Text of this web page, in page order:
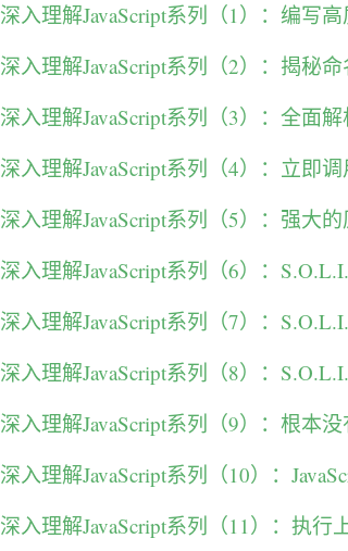
深入理解JavaScript系列（1）：编写
深入理解JavaScript系列（2）：揭秘
深入理解JavaScript系列（3）：全面
深入理解JavaScript系列（4）：立即
深入理解JavaScript系列（5）：强大
深入理解JavaScript系列（6）：
深入理解JavaScript系列（7）：
深入理解JavaScript系列（8）：
深入理解JavaScript系列（9）：根本没
深入理解JavaScript系列（10）：
深入理解JavaScript系列（11）：执行